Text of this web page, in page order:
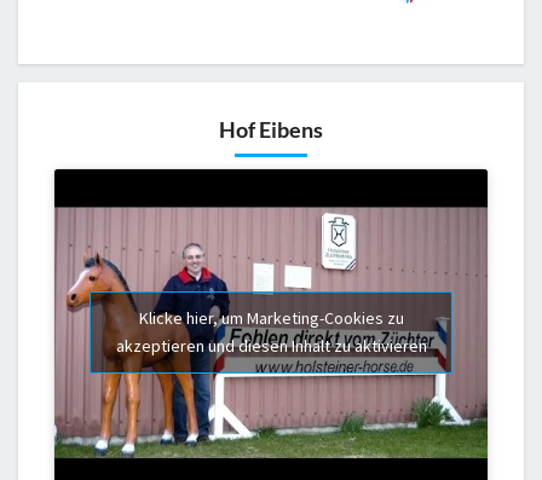
Hof Eibens
Klicke hier, um Marketing-Cookies zu
akzeptieren und diesen Inhalt zu aktivieren